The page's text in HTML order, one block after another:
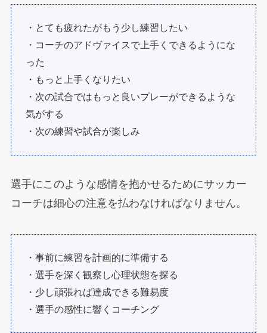
・とても疲れたがもう少し練習したい
・コーチのアドヴァイスで上手くできるようにな
った
・もっと上手くなりたい
・次の試合ではもっと良いプレーができるような
気がする
・次の練習や試合が楽しみ
選手にこのような感情を抱かせるためにサッカー
コーチは細心の注意を払わなければなりません。
・事前に練習を計画的に準備する
・選手を深く観察し心理状態を探る
・少し頑張れば達成できる難易度
・選手の感性に響くコーチング